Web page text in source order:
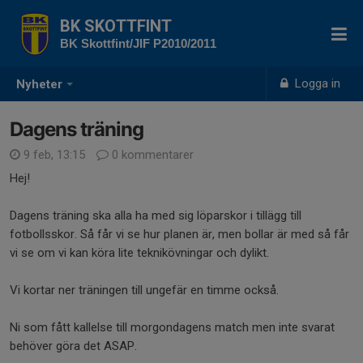
Nyheter Logga in
BK SKOTTFINT
BK Skottfint/JIF P2010/2011
Dagens träning
9 feb, 13:15
0 kommentarer
Hej!
Dagens träning ska alla ha med sig löparskor i tillägg till
fotbollsskor. Så får vi se hur planen är, men bollar är med så får
vi se om vi kan köra lite teknikövningar och dylikt.
Vi kortar ner träningen till ungefär en timme också.
Ni som fått kallelse till morgondagens match men inte svarat
behöver göra det ASAP.